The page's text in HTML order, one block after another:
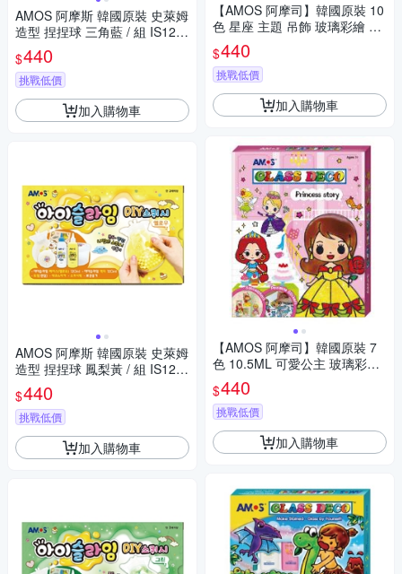
AMOS 阿摩斯 韓國原裝 史萊姆
造型 捏捏球 三角藍 / 組 IS120
P2-BL
$440
挑戰低價
加入購物車
AMOS 阿摩斯 韓國原裝 史萊姆
造型 捏捏球 鳳梨黃 / 組 IS120
P2-YL
$440
挑戰低價
加入購物車
【AMOS 阿摩司】韓國原裝 10
色 星座 主題 吊飾 玻璃彩繪 膠
/ 組 SD10P10-CL
$440
挑戰低價
加入購物車
【AMOS 阿摩司】韓國原裝 7
色 10.5ML 可愛公主 玻璃彩繪
創意組合 / 組 GD10P7-PS
$440
挑戰低價
加入購物車